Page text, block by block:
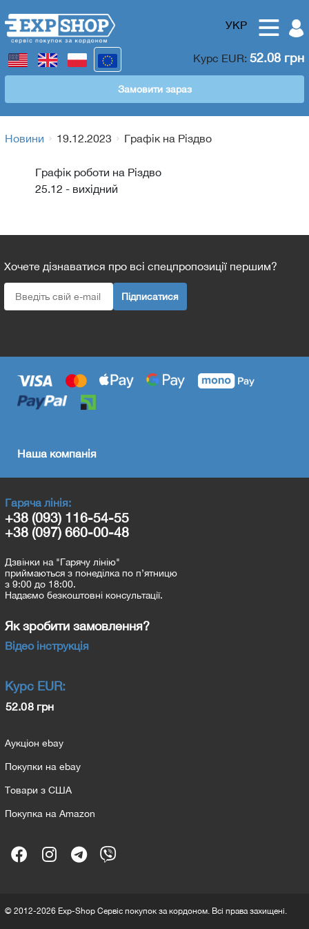
УКР
Курс EUR: 52.08 грн
Замовити зараз
Новини 19.12.2023 Графік на Різдво
Графік роботи на Різдво
25.12 - вихідний
Хочете дізнаватися про всі спецпропозиції першим?
Підписатися
Наша компанія
Гаряча лінія:
+38 (093) 116-54-55
+38 (097) 660-00-48
Дзвінки на "Гарячу лінію"
приймаються з понеділка по п’ятницю
з 9:00 до 18:00.
Надаємо безкоштовні консультації.
Як зробити замовлення?
Відео інструкція
Курс EUR:
52.08 грн
Аукціон ebay
Покупки на ebay
Товари з США
Покупка на Amazon
© 2012-2026 Exp-Shop Сервіс покупок за кордоном. Всі права захищені.